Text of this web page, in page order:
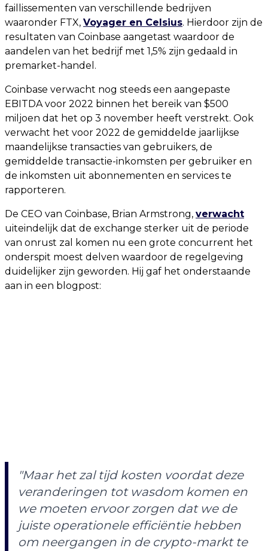
faillissementen van verschillende bedrijven
waaronder FTX, Voyager en Celsius. Hierdoor zijn de
resultaten van Coinbase aangetast waardoor de
aandelen van het bedrijf met 1,5% zijn gedaald in
premarket-handel.
Coinbase verwacht nog steeds een aangepaste
EBITDA voor 2022 binnen het bereik van $500
miljoen dat het op 3 november heeft verstrekt. Ook
verwacht het voor 2022 de gemiddelde jaarlijkse
maandelijkse transacties van gebruikers, de
gemiddelde transactie-inkomsten per gebruiker en
de inkomsten uit abonnementen en services te
rapporteren.
De CEO van Coinbase, Brian Armstrong, verwacht
uiteindelijk dat de exchange sterker uit de periode
van onrust zal komen nu een grote concurrent het
onderspit moest delven waardoor de regelgeving
duidelijker zijn geworden. Hij gaf het onderstaande
aan in een blogpost:
"Maar het zal tijd kosten voordat deze
veranderingen tot wasdom komen en
we moeten ervoor zorgen dat we de
juiste operationele efficiëntie hebben
om neergangen in de crypto-markt te